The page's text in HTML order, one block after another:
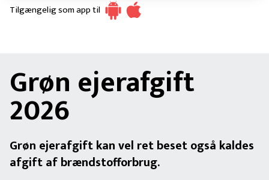
Tilgængelig som app til
Grøn ejerafgift
2026
Grøn ejerafgift kan vel ret beset også kaldes
afgift af brændstofforbrug.